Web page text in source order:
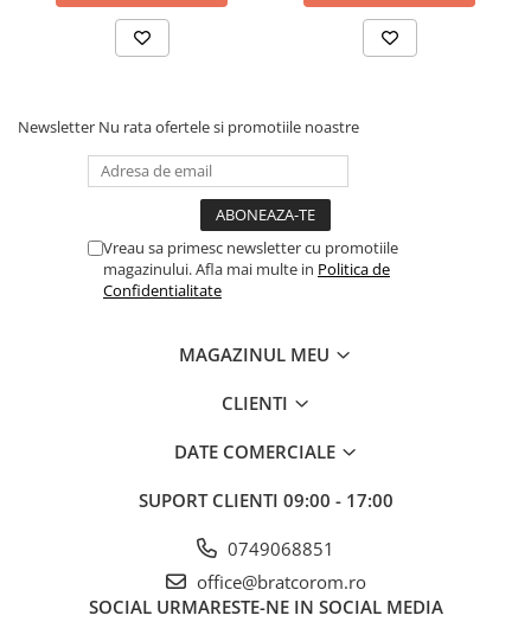
Newsletter Nu rata ofertele si promotiile noastre
Vreau sa primesc newsletter cu promotiile
magazinului. Afla mai multe in Politica de
Confidentialitate
MAGAZINUL MEU
CLIENTI
DATE COMERCIALE
SUPORT CLIENTI 09:00 - 17:00
0749068851
office@bratcorom.ro
SOCIAL URMARESTE-NE IN SOCIAL MEDIA